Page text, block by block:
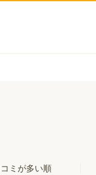
ミが多い順